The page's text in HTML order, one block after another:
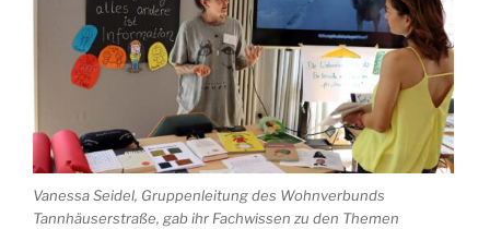
Vanessa Seidel, Gruppenleitung des Wohnverbunds
Tannhäuserstraße, gab ihr Fachwissen zu den Themen